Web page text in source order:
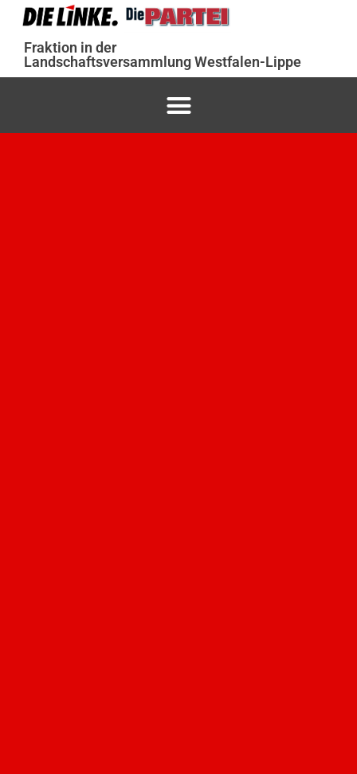
Fraktion in der
Landschaftsversammlung Westfalen-Lippe